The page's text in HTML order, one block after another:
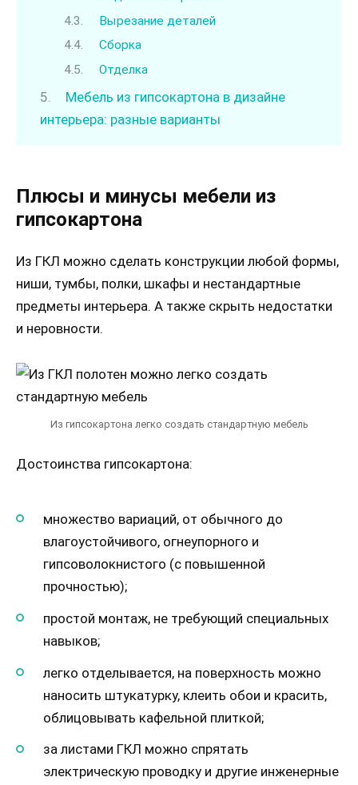
Вырезание деталей
Сборка
Отделка
Мебель из гипсокартона в дизайне
интерьера: разные варианты
Плюсы и минусы мебели из
гипсокартона
Из ГКЛ можно сделать конструкции любой формы,
ниши, тумбы, полки, шкафы и нестандартные
предметы интерьера. А также скрыть недостатки
и неровности.
Из гипсокартона легко создать стандартную мебель
Достоинства гипсокартона:
множество вариаций, от обычного до
влагоустойчивого, огнеупорного и
гипсоволокнистого (с повышенной
прочностью);
простой монтаж, не требующий специальных
навыков;
легко отделывается, на поверхность можно
наносить штукатурку, клеить обои и красить,
облицовывать кафельной плиткой;
за листами ГКЛ можно спрятать
электрическую проводку и другие инженерные